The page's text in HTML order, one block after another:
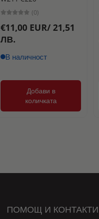
(0)
€11,00 EUR/ 21,51
ЛВ.
В наличност
Добави в
количката
ПОМОЩ И КОНТАКТИ